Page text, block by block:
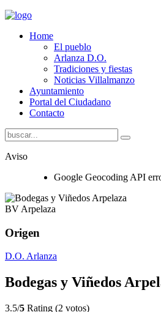
Home
El pueblo
Arlanza D.O.
Tradiciones y fiestas
Noticias Villalmanzo
Ayuntamiento
Portal del Ciudadano
Contacto
Aviso
Google Geocoding API
BV Arpelaza
Origen
D.O. Arlanza
Bodegas y Viñedos
3.5/5 Rating (2 votos)